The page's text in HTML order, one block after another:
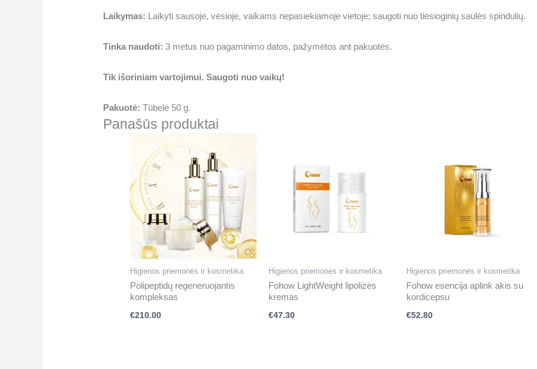
Laikymas: Laikyti sausoje, vėsioje, vaikams nepasiekiamoje vietoje; saugoti nuo tiesioginių saulės spindulių.
Tinka naudoti: 3 metus nuo pagaminimo datos, pažymėtos ant pakuotės.
Tik išoriniam vartojimui. Saugoti nuo vaikų!
Pakuotė: Tūbelė 50 g.
Panašūs produktai
Higienos priemonės ir kosmetika
Polipeptidų regeneruojantis
kompleksas
€210.00
Higienos priemonės ir kosmetika
Fohow LightWeight lipolizės
kremas
€47.30
Higienos priemonės ir kosmetika
Fohow esencija aplink akis su
kordicepsu
€52.80